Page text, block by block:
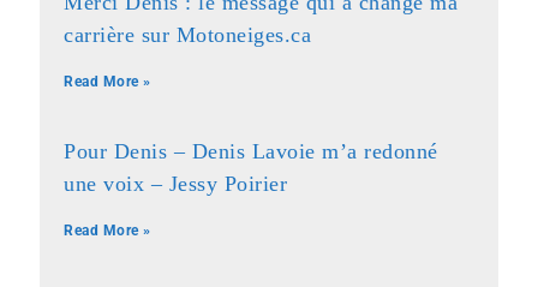
carrière sur Motoneiges.ca
Read More »
Pour Denis – Denis Lavoie m’a redonné
une voix – Jessy Poirier
Read More »